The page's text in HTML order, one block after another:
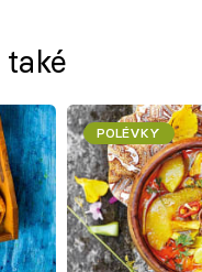
POLÉVKY